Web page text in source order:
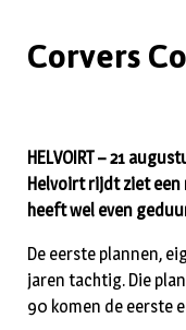
Corvers
HELVOIRT – 21
Helvoirt rijdt ziet een
heeft wel even
De eerste plannen,
jaren tachtig. Die
90 komen de eerste